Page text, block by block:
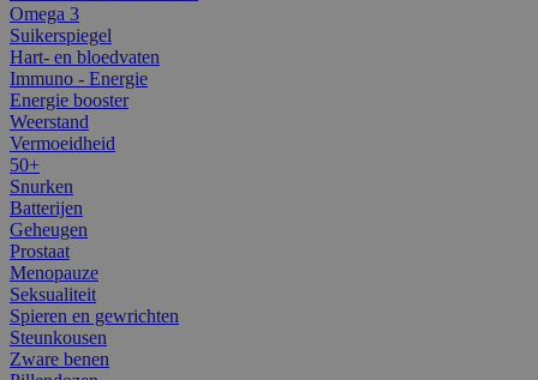
Omega 3
Suikerspiegel
Hart- en bloedvaten
Immuno - Energie
Energie booster
Weerstand
Vermoeidheid
50+
Snurken
Batterijen
Geheugen
Prostaat
Menopauze
Seksualiteit
Spieren en gewrichten
Steunkousen
Zware benen